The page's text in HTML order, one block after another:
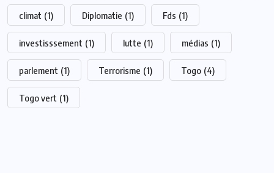
climat (1) Diplomatie (1) Fds (1)
investisssement (1) lutte (1) médias (1)
parlement (1) Terrorisme (1) Togo (4)
Togo vert (1)